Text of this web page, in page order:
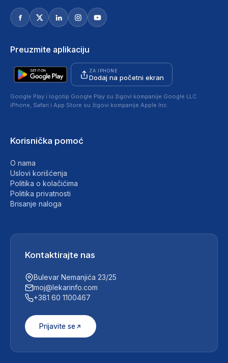
Preuzmite aplikaciju
ZA IPHONE
Dodaj na početni ekran
Google Play i logotip Google Play su žigovi kompanije Google LLC.
iPhone, Safari i App Store su žigovi kompanije Apple Inc.
Korisnička pomoć
O nama
Uslovi korišćenja
Politika o kolačićima
Politika privatnosti
Brisanje naloga
Kontaktirajte nas
Bulevar Nemanjića 23/25
moj@lekarinfo.com
+381 60 1100467
Prijavite se